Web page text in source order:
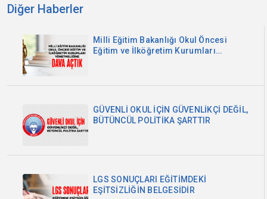
Diğer Haberler
Milli Eğitim Bakanlığı Okul Öncesi
Eğitim ve İlköğretim Kurumları
GÜVENLİ OKUL İÇİN GÜVENLİKÇİ DEĞİL,
BÜTÜNCÜL POLİTİKA ŞARTTIR
LGS SONUÇLARI EĞİTİMDEKİ
EŞİTSİZLİĞİN BELGESİDİR